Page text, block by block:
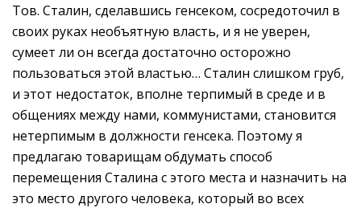
Тов. Сталин, сделавшись генсеком, сосредоточил в
своих руках необъятную власть, и я не уверен,
сумеет ли он всегда достаточно осторожно
пользоваться этой властью… Сталин слишком груб,
и этот недостаток, вполне терпимый в среде и в
общениях между нами, коммунистами, становится
нетерпимым в должности генсека. Поэтому я
предлагаю товарищам обдумать способ
перемещения Сталина с этого места и назначить на
это место другого человека, который во всех